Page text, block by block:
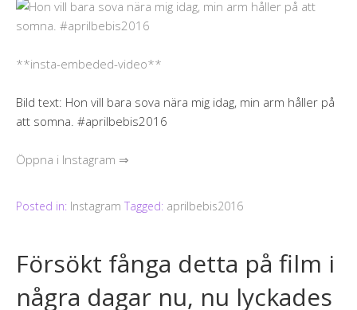
**insta-embeded-video**
Bild text: Hon vill bara sova nära mig idag, min arm håller på
att somna. #aprilbebis2016
Öppna i Instagram ⇒
Posted in: Instagram Tagged: aprilbebis2016
Försökt fånga detta på film i
några dagar nu, nu lyckades